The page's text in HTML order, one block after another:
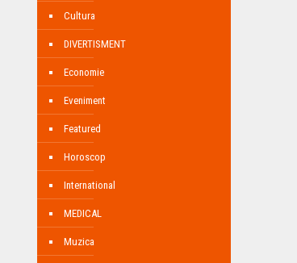
Cultura
DIVERTISMENT
Economie
Eveniment
Featured
Horoscop
International
MEDICAL
Muzica